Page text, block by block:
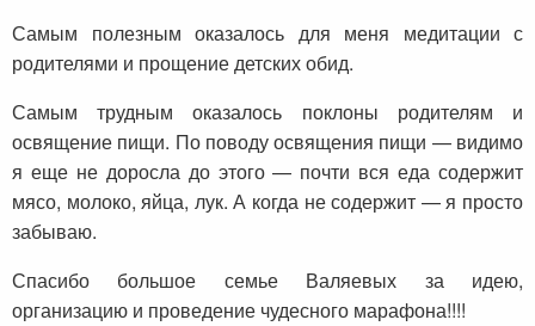
Самым полезным оказалось для меня медитации с
родителями и прощение детских обид.
Самым трудным оказалось поклоны родителям и
освящение пищи. По поводу освящения пищи — видимо
я еще не доросла до этого — почти вся еда содержит
мясо, молоко, яйца, лук. А когда не содержит — я просто
забываю.
Спасибо большое семье Валяевых за идею,
организацию и проведение чудесного марафона!!!!